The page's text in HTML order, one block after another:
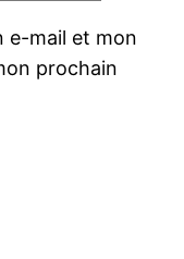
e-mail et mon
prochain